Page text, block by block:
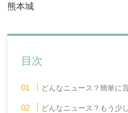
熊本城
目次
どんなニュース？簡単に
どんなニュース？もう少